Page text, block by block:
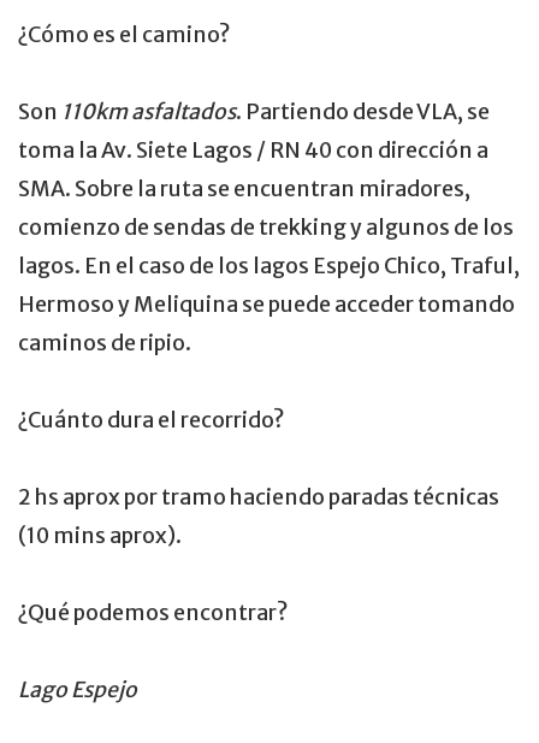
¿Cómo es el camino?
Son 110km asfaltados. Partiendo desde VLA, se
toma la Av. Siete Lagos / RN 40 con dirección a
SMA. Sobre la ruta se encuentran miradores,
comienzo de sendas de trekking y algunos de los
lagos. En el caso de los lagos Espejo Chico, Traful ,
Hermoso y Meliquina se puede acceder tomando
caminos de ripio.
¿Cuánto dura el recorrido?
2 hs aprox por tramo haciendo paradas técnicas
(10 mins aprox).
¿Qué podemos encontrar?
Lago Espejo